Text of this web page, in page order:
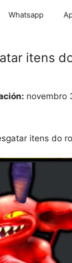
Whatsapp
itens
novembro
itens do